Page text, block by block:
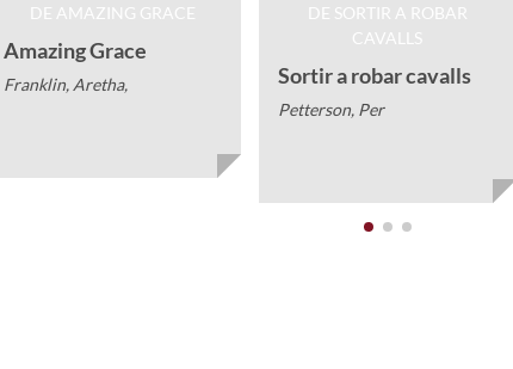
Amazing Grace
Franklin, Aretha, Sortir a robar cavalls
Petterson, Per